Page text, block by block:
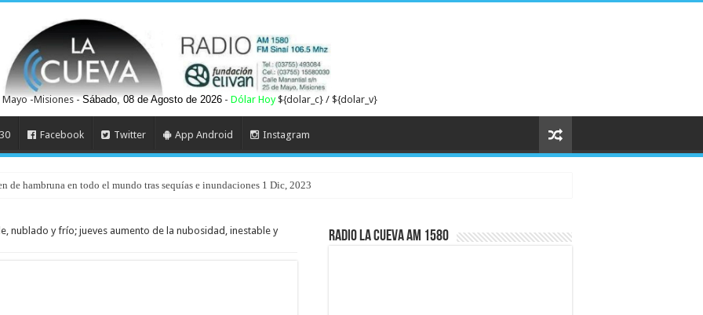
Mayo -Misiones - Sábado, 08 de Agosto de 2026 - Dólar Hoy${dolar_c} / ${dolar_v}
Facebook Twitter App Android Instagram
de hambruna en todo el mundo tras sequías e inundaciones 1 Dic, 2023
45 grados Celcius
nublado y frío; jueves aumento de la nubosidad, inestable y
Radio La cueva AM 1580